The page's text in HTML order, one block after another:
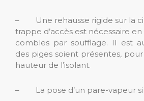
– Une rehausse rigide sur la
trappe d’accès est nécessaire en
combles par soufflage. Il est
des piges soient présentes,
hauteur de l’isolant.
– La pose d’un pare-vapeur si